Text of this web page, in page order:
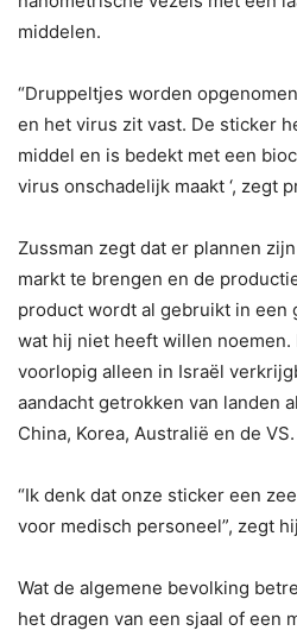
middelen.
“Druppeltjes worden
en het virus zit vast. De sticker
middel en is bedekt met een
virus onschadelijk maakt ‘, zegt
Zussman zegt dat er plannen
markt te brengen en de
product wordt al gebruikt in een
wat hij niet heeft willen
voorlopig alleen in Israël
aandacht getrokken van landen
China, Korea, Australië en de VS.
“Ik denk dat onze sticker een
voor medisch personeel”, zegt
Wat de algemene bevolking
het dragen van een sjaal of een